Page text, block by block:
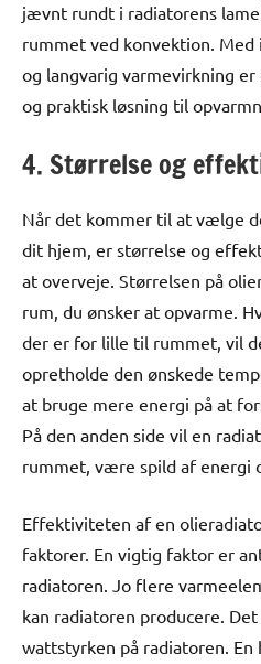
jævnt rundt i radiatorens
rummet ved konvektion.
og langvarig varmevirkning
og praktisk løsning til
4. Størrelse og
Når det kommer til at vælge
dit hjem, er størrelse og
at overveje. Størrelsen på
rum, du ønsker at opvarme.
der er for lille til rummet, vil
opretholde den ønskede
at bruge mere energi på at
På den anden side vil en
rummet, være spild af energi
Effektiviteten af en
faktorer. En vigtig faktor er
radiatoren. Jo flere
kan radiatoren producere.
wattstyrken på radiatoren.